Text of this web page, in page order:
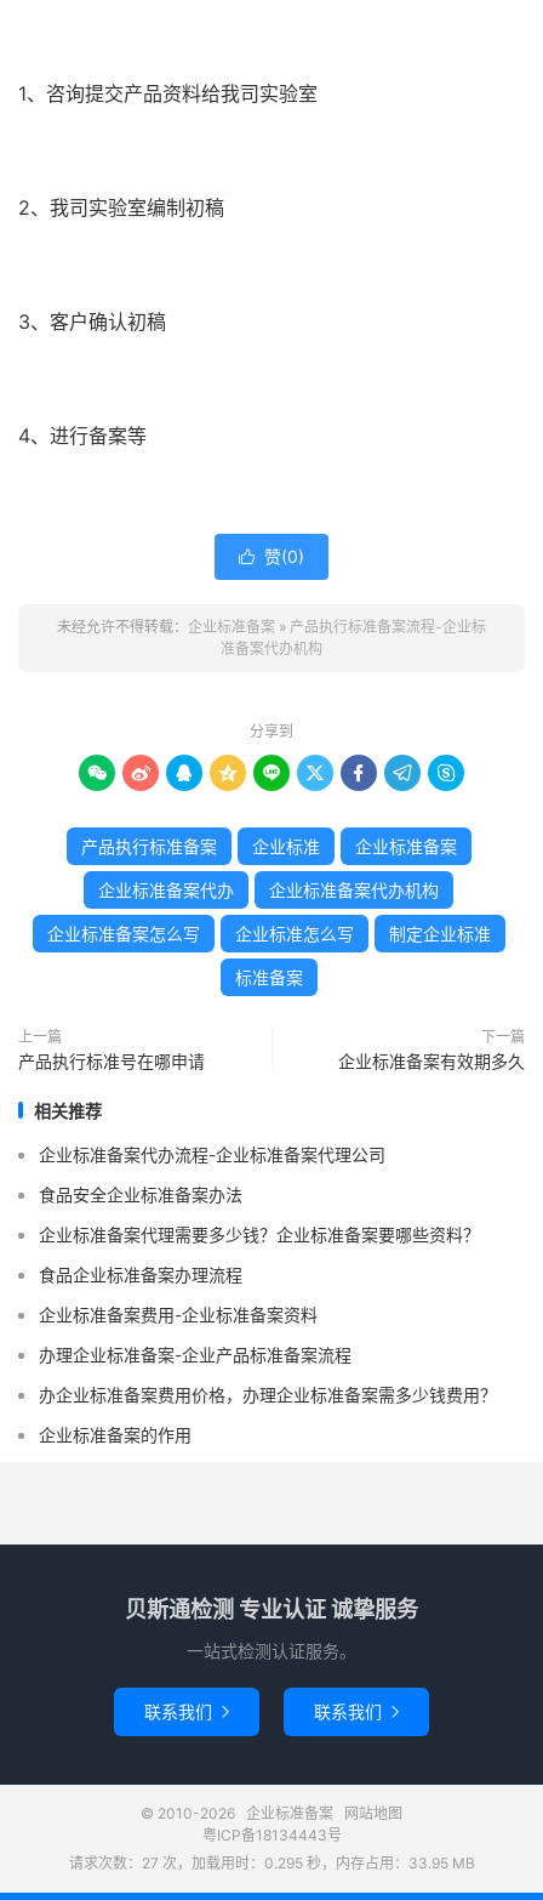
1、咨询提交产品资料给我司实验室
2、我司实验室编制初稿
3、客户确认初稿
4、进行备案等
 赞(0)
未经允许不得转载： 企业标准备案 » 产品执行标准备案流程-企业标
准备案代办机构
分享到
        
产品执行标准备案 企业标准 企业标准备案
企业标准备案代办 企业标准备案代办机构
企业标准备案怎么写 企业标准怎么写 制定企业标准
标准备案
上一篇
产品执行标准号在哪申请
下一篇
企业标准备案有效期多久
相关推荐
企业标准备案代办流程-企业标准备案代理公司
食品安全企业标准备案办法
企业标准备案代理需要多少钱？企业标准备案要哪些资料？
食品企业标准备案办理流程
企业标准备案费用-企业标准备案资料
办理企业标准备案-企业产品标准备案流程
办企业标准备案费用价格，办理企业标准备案需多少钱费用？
企业标准备案的作用
贝斯通检测 专业认证 诚挚服务
一站式检测认证服务。
联系我们  联系我们 
© 2010-2026 企业标准备案
网站地图
粤ICP备18134443号
请求次数：27 次，加载用时：0.295 秒，内存占用：33.95 MB